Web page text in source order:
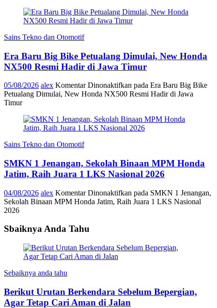
Sains Tekno dan Otomotif
Era Baru Big Bike Petualang Dimulai, New Honda
NX500 Resmi Hadir di Jawa Timur
05/08/2026 alex Komentar Dinonaktifkan pada Era Baru Big Bike
Petualang Dimulai, New Honda NX500 Resmi Hadir di Jawa
Timur
Sains Tekno dan Otomotif
SMKN 1 Jenangan, Sekolah Binaan MPM Honda
Jatim, Raih Juara 1 LKS Nasional 2026
04/08/2026 alex Komentar Dinonaktifkan pada SMKN 1 Jenangan,
Sekolah Binaan MPM Honda Jatim, Raih Juara 1 LKS Nasional
2026
Sbaiknya Anda Tahu
Sebaiknya anda tahu
Berikut Urutan Berkendara Sebelum Bepergian,
Agar Tetap Cari Aman di Jalan